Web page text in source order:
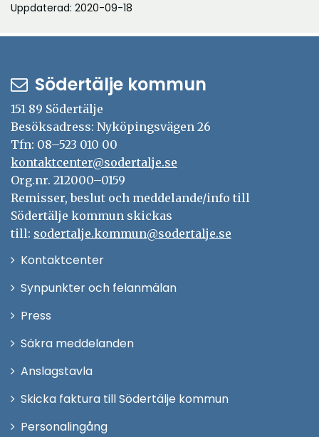
Uppdaterad: 2020-09-18
Södertälje kommun
151 89 Södertälje
Besöksadress: Nyköpingsvägen 26
Tfn: 08–523 010 00
kontaktcenter@sodertalje.se
Org.nr. 212000–0159
Remisser, beslut och meddelande/info till
Södertälje kommun skickas
till: sodertalje.kommun@sodertalje.se
KontaktcenterÖppna
Synpunkter och felanmälan
Press
fönster
Säkra meddelanden
Anslagstavla
Skicka faktura till Södertälje kommun
PersonalingångÖppna